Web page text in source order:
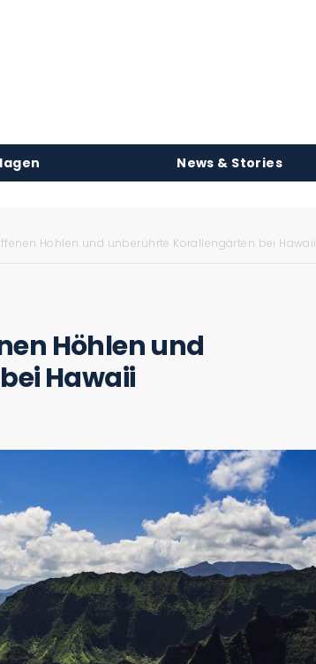
News & Stories
Höhlen und unberührte Korallengärten bei Hawaii
Höhlen und
Hawaii